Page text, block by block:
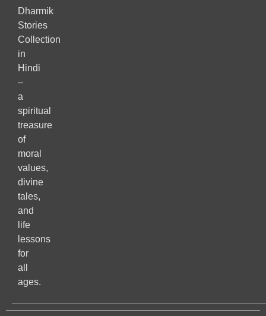
Dharmik
Stories
Collection
in
Hindi
–
a
spiritual
treasure
of
moral
values,
divine
tales,
and
life
lessons
for
all
ages.